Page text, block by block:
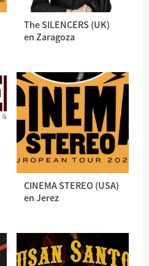
The SILENCERS (UK)
en Zaragoza
CINEMA STEREO (USA)
en Jerez